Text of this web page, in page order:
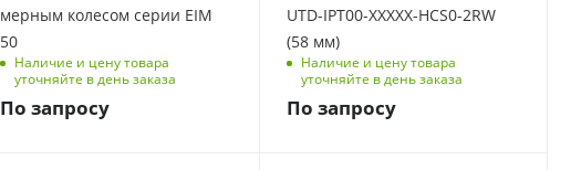
мерным колесом серии EIM
50
Наличие и цену товара
уточняйте в день заказа
По запросу
UTD-IPT00-XXXXX-HCS0-2RW
(58 мм)
Наличие и цену товара
уточняйте в день заказа
По запросу